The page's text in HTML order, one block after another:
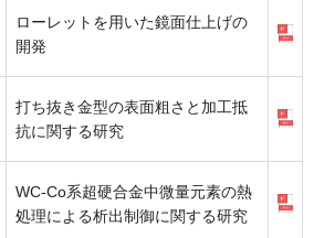
ローレットを用いた鏡面仕上げの
開発
打ち抜き金型の表面粗さと加工抵
抗に関する研究
WC-Co系超硬合金中微量元素の熱
処理による析出制御に関する研究